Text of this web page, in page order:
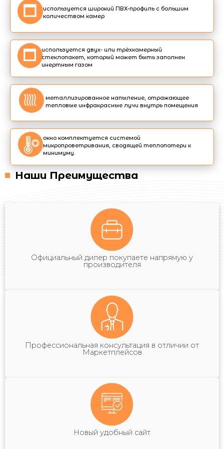
используется широкий ПВХ-профиль с большим
количеством камер
используется двух- или трёхкамерный
стеклопакет, который может быть заполнен
инертным газом
металлизированное напыление, отражающее
тепловые инфракрасные лучи внутрь помещения
окно комплектуется системой
микропроветривания, сводящей теплопотери к
минимуму.
Наши Преимущества
Официальный дилер покупаете напрямую у
производителя
Профессиональная консультация в отличии от
Маркетплейсов
Новый удобный сайт